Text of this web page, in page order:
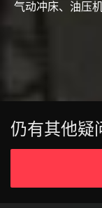
气动冲床、油压
仍有其他疑